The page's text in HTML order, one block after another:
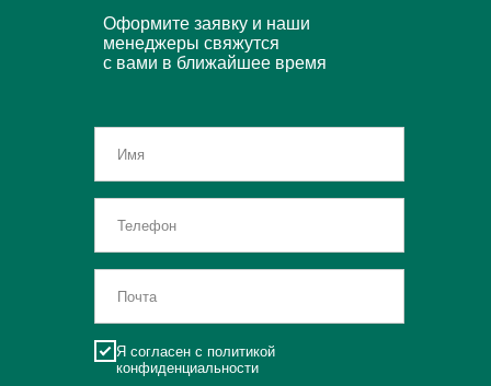
Оформите заявку и наши
менеджеры свяжутся
с вами в ближайшее время
Я согласен с политикой
конфиденциальности